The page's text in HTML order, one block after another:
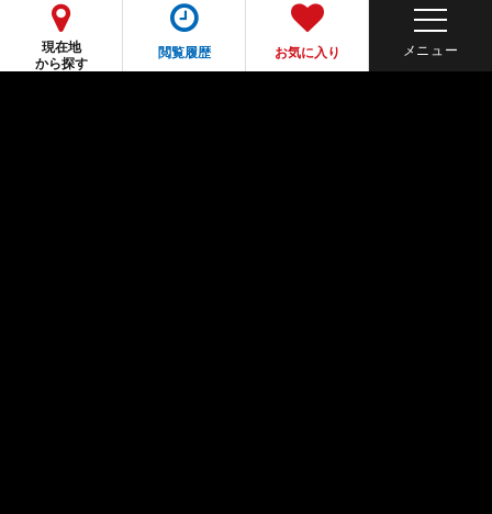
現在地
から探す
閲覧履歴 お気に入り